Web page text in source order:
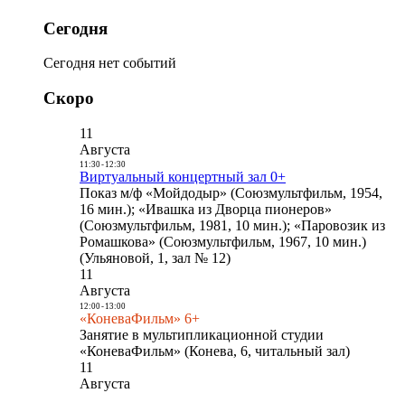
Сегодня
Сегодня нет событий
Скоро
11
Августа
11:30- 12:30
Виртуальный концертный зал 0+
Показ м/ф «Мойдодыр» (Союзмультфильм, 1954,
16 мин.); «Ивашка из Дворца пионеров»
(Союзмультфильм, 1981, 10 мин.); «Паровозик из
Ромашкова» (Союзмультфильм, 1967, 10 мин.)
(Ульяновой, 1, зал № 12)
11
Августа
12:00- 13:00
«КоневаФильм» 6+
Занятие в мультипликационной студии
«КоневаФильм» (Конева, 6, читальный зал)
11
Августа